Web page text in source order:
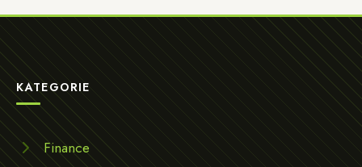
KATEGORIE
Finance